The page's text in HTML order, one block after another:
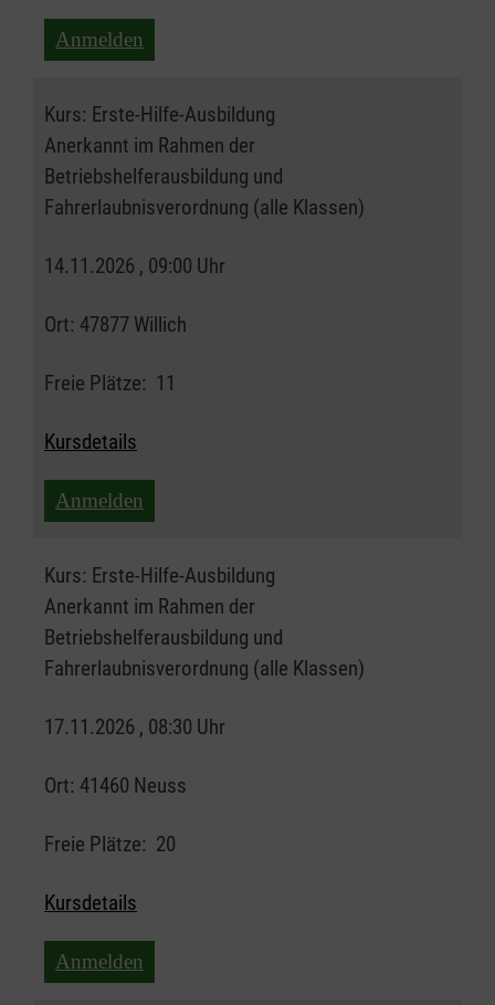
Anmelden
Kurs: Erste-Hilfe-Ausbildung
Anerkannt im Rahmen der
Betriebshelferausbildung und
Fahrerlaubnisverordnung (alle Klassen)
14.11.2026 , 09:00 Uhr
Ort: 47877 Willich
Freie Plätze: 11
Kursdetails
Anmelden
Kurs: Erste-Hilfe-Ausbildung
Anerkannt im Rahmen der
Betriebshelferausbildung und
Fahrerlaubnisverordnung (alle Klassen)
17.11.2026 , 08:30 Uhr
Ort: 41460 Neuss
Freie Plätze: 20
Kursdetails
Anmelden